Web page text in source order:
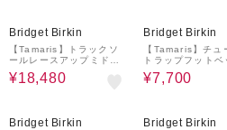
Bridget Birkin
【Tamaris】トラックソ
ールレースアップミドル
ブーツ
¥18,480
Bridget Birkin
【Tamaris】チュ
トラップフットベ
ンダル
¥7,700
Bridget Birkin Bridget Birkin